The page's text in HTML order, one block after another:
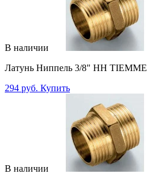
В наличии
Латунь Ниппель 3/8" НН TIEMME
294 руб. Купить
В наличии